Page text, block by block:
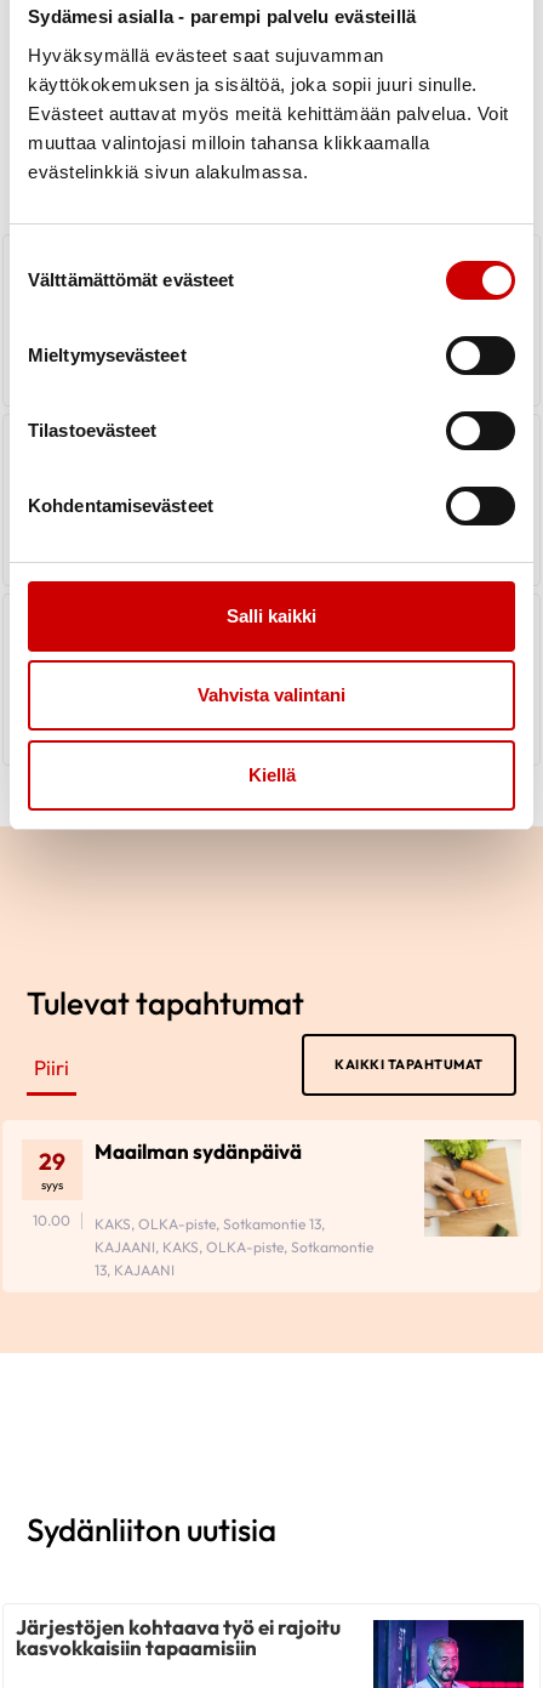
Sydämesi asialla - parempi palvelu evästeillä
Hyväksymällä evästeet saat sujuvamman
käyttökokemuksen ja sisältöä, joka sopii juuri sinulle.
Evästeet auttavat myös meitä kehittämään palvelua. Voit
muuttaa valintojasi milloin tahansa klikkaamalla
evästelinkkiä sivun alakulmassa.
Välttämättömät evästeet
Mieltymysevästeet
Tilastoevästeet
Kohdentamisevästeet
Salli kaikki
Vahvista valintani
Kiellä
Uutiset
Piiri
vertaistukihenkilöiden
LUE UUTINEN
Kelan Sydänsairautta sairastavien
LUE UUTINEN
Kainuun Sydänyhdistyksen jäsenten
Tulevat tapahtumat
Piiri KAIKKI TAPAHTUMAT
29
syys
Maailman sydänpäivä
10.00
KAKS, OLKA-piste, Sotkamontie 13,
KAJAANI, KAKS, OLKA-piste, Sotkamontie
13, KAJAANI
Sydänliiton uutisia
Järjestöjen kohtaava työ ei rajoitu
kasvokkaisiin tapaamisiin